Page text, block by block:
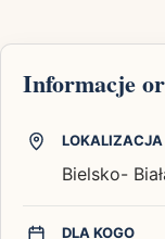
Informacje
LOKALIZACJA
Bielsko-
DLA KOGO